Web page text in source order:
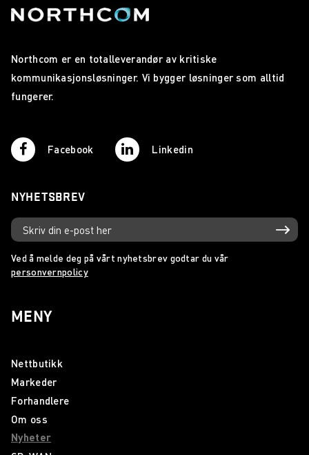
Northcom er en totalleverandør av kritiske
kommunikasjonsløsninger. Vi bygger løsninger som alltid
fungerer.
Facebook Linkedin
NYHETSBREV
Ved å melde deg på vårt nyhetsbrev godtar du vår
personvernpolicy
MENY
Nettbutikk
Markeder
Forhandlere
Om oss
Nyheter